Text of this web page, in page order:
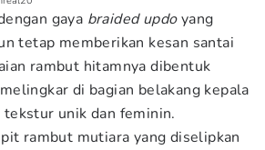
gaya braided updoyang
tetap memberikan kesan santai
rambut hitamnya dibentuk
di bagian belakang kepala
unik dan feminin.
rambut mutiara yang diselipkan